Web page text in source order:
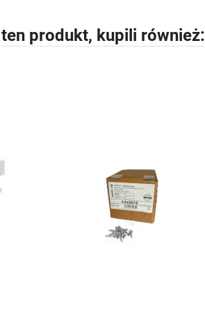
produkt, kupili również: